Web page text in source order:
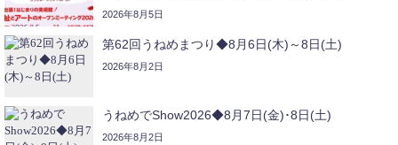
2026年8月5日
第62回うねめまつり◆8月6日(木)～8日(土)
2026年8月2日
うねめでShow2026◆8月7日(金)･8日(土)
2026年8月2日